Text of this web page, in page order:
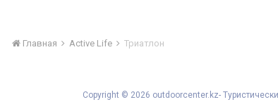
Главная Active Life Триатлон
Copyright © 2026 outdoorcenter.kz-